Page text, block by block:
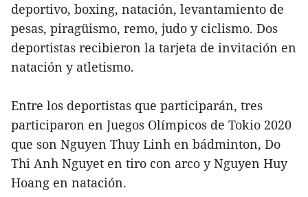
deportivo, boxing, natación, levantamiento de
pesas, piragüismo, remo, judo y ciclismo. Dos
deportistas recibieron la tarjeta de invitación en
natación y atletismo.
Entre los deportistas que participarán, tres
participaron en Juegos Olímpicos de Tokio 2020
que son Nguyen Thuy Linh en bádminton, Do
Thi Anh Nguyet en tiro con arco y Nguyen Huy
Hoang en natación.